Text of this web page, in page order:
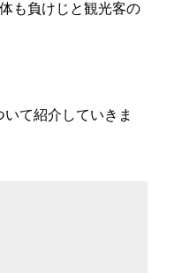
も負けじと観光客の
て紹介していきま